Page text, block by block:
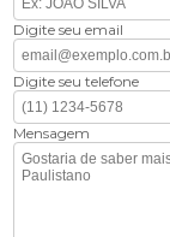
Digite seu email
Digite seu telefone
Mensagem